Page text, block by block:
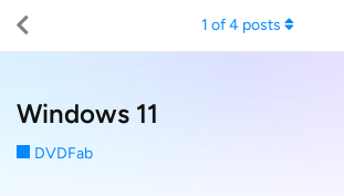
Windows 11
DVDFab
1 of4 posts